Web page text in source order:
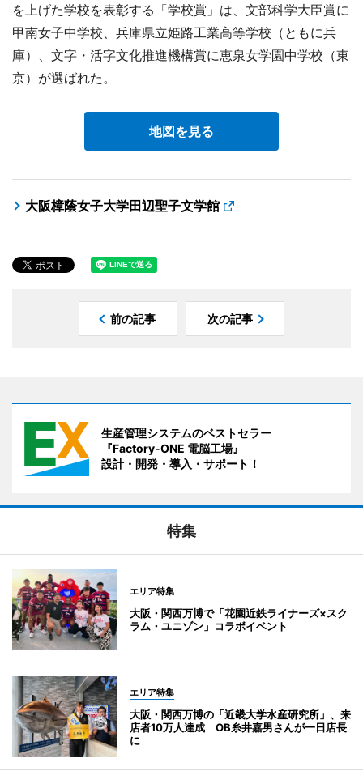
を上げた学校を表彰する「学校賞」は、文部科学大臣賞に
甲南女子中学校、兵庫県立姫路工業高等学校（ともに兵
庫）、文字・活字文化推進機構賞に恵泉女学園中学校（東
京）が選ばれた。
地図を見る
大阪樟蔭女子大学田辺聖子文学館
前の記事 次の記事
生産管理システムのベストセラー
『Factory-ONE 電脳工場』
設計・開発・導入・サポート！
特集
エリア特集
大阪・関西万博で「花園近鉄ライナーズ×スク
ラム・ユニゾン」コラボイベント
エリア特集
大阪・関西万博の「近畿大学水産研究所」、来
店者10万人達成 OB糸井嘉男さんが一日店長
に